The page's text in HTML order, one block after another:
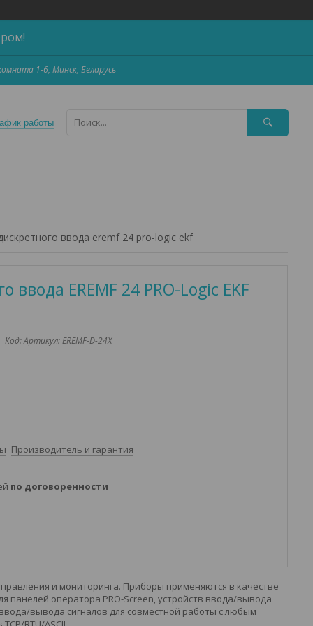
1-6, Минск, Беларусь
работы
ввода eremf 24 pro-logic ekf
ввода EREMF 24 PRO-Logic EKF
Код:Артикул: EREMF-D-24X
Производитель и гарантия
по договоренности
и мониторинга. Приборы применяются в качестве
панелей оператора PRO-Screen, устройств ввода/вывода
вывода сигналов для совместной работы с любым